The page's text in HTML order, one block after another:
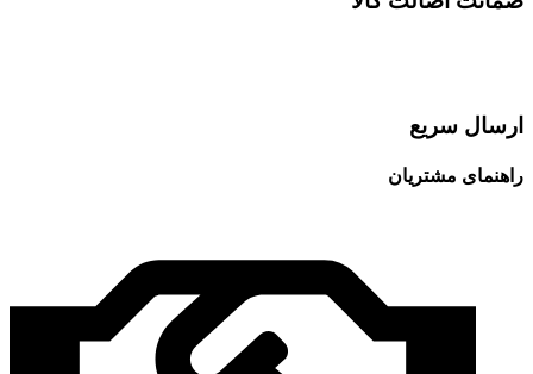
ارسال سریع
راهنمای مشتریان